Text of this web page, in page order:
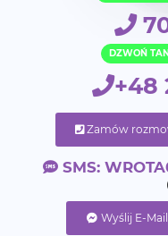
DZWOŃ
+48
Zamów
SMS:
Wyślij E-Mail